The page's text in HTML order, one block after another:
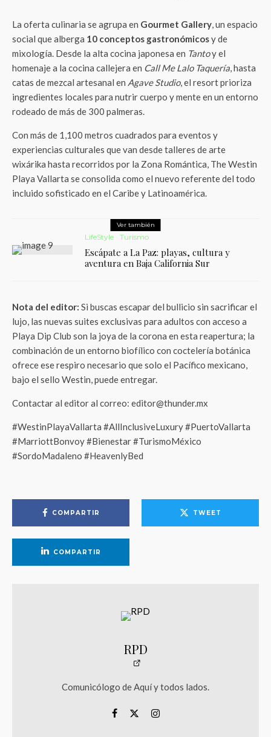
La oferta culinaria se agrupa en Gourmet Gallery, un espacio
social que alberga 10 conceptos gastronómicosy de
mixología. Desde la alta cocina japonesa en Tantoy el
homenaje a la cocina callejera en Call Me Lalo Taquería, hasta
catas de mezcal artesanal en Agave Studio, el resort prioriza
ingredientes locales para nutrir cuerpo y mente en un entorno
rodeado de más de 300 palmeras.
Con más de 1,100 metros cuadrados para eventos y
experiencias culturales que van desde talleres de arte
wixárika hasta recorridos por la Zona Romántica, The Westin
Playa Vallarta se consolida como el nuevo referente del todo
incluido sofisticado en el Caribe y Latinoamérica.
Ver también
LifeStyle Turismo
Escápate a La Paz: playas, cultura y
aventura en Baja California Sur
Nota del editor: Si buscas escapar del bullicio sin sacrificar el
lujo, las nuevas suites exclusivas para adultos con acceso a
Playa Dip Club son la joya de la corona en esta reapertura; la
combinación de un entorno biofílico con coctelería botánica
ofrece ese respiro necesario que solo el Pacífico mexicano,
bajo el sello Westin, puede entregar.
Contactar al editor al correo: editor@thunder.mx
#WestinPlayaVallarta #AllInclusiveLuxury #PuertoVallarta
#MarriottBonvoy #Bienestar #TurismoMéxico
#SordoMadaleno #HeavenlyBed
COMPARTIR TWEET
COMPARTIR
RPD
Comunicólogo de Aquí y todos lados.